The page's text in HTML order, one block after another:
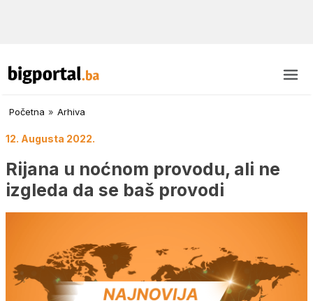
Početna » Arhiva
12. Augusta 2022.
Rijana u noćnom provodu, ali ne
izgleda da se baš provodi